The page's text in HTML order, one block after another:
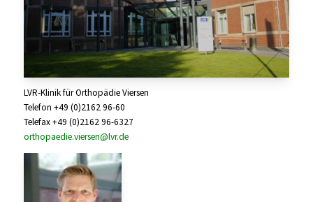
LVR-Klinik für Orthopädie Viersen
Telefon +49 (0)2162 96-60
Telefax +49 (0)2162 96-6327
orthopaedie.viersen@lvr.de